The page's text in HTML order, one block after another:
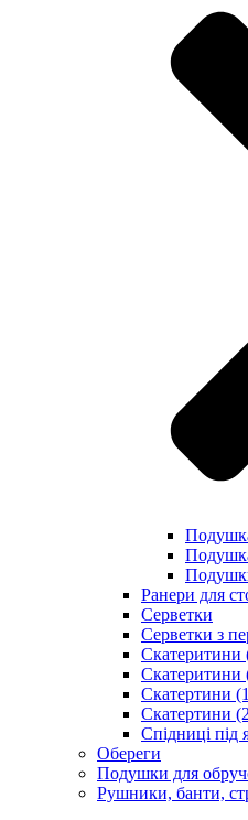
Ранери для
Серветки
Серветки з
Скатеритини
Скатеритини
Скатертини
Скатертини
Спідниці під
Обереги
Подушки для
Рушники, банти,